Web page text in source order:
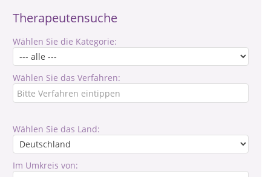
Therapeutensuche
Wählen Sie die Kategorie:
Wählen Sie das Verfahren:
Wählen Sie das Land:
Im Umkreis von: